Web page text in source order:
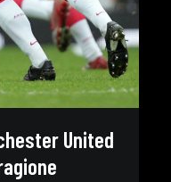
United